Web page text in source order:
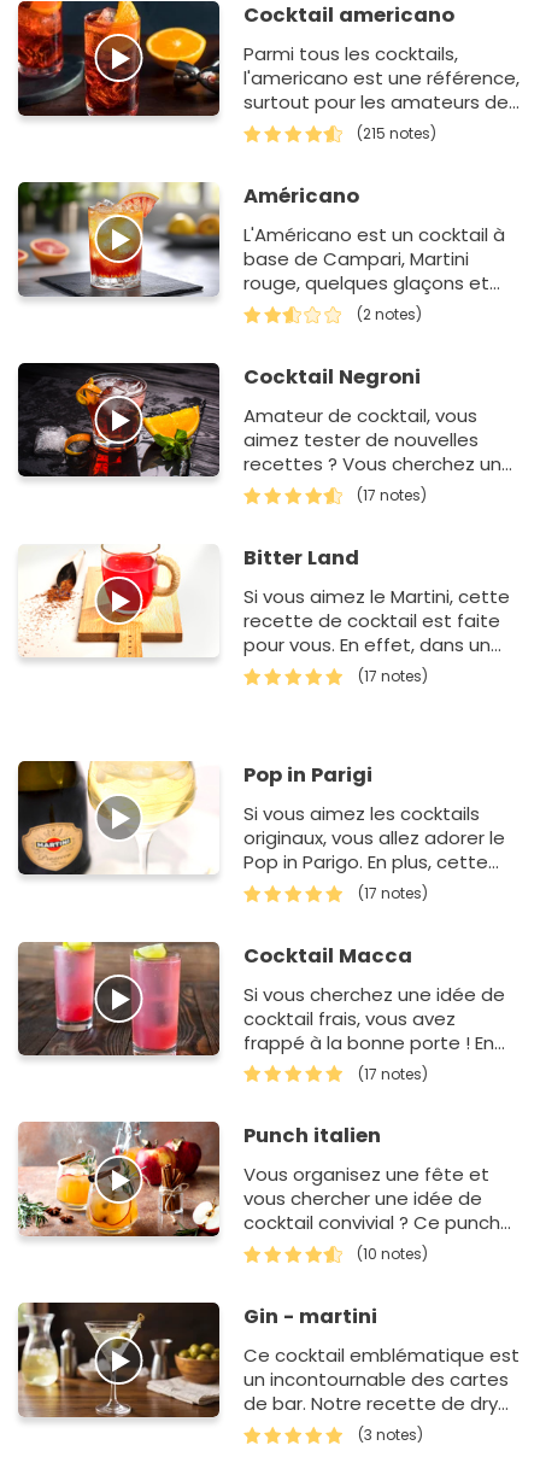
Cocktail americano
Parmi tous les cocktails,
l'americano est une référence,
surtout pour les amateurs de
Martini. Si vous avez l'habitude
d'organiser des apé…
(215 notes)
Américano
L'Américano est un cocktail à
base de Campari, Martini
rouge, quelques glaçons et
zestes d'agrumes. Un cocktail
apprécié plus par…
(2 notes)
Cocktail Negroni
Amateur de cocktail, vous
aimez tester de nouvelles
recettes ? Vous cherchez une
idée de boisson qui se
prépare rapidement ? Vous
(17 notes)
Bitter Land
Si vous aimez le Martini, cette
recette de cocktail est faite
pour vous. En effet, dans un
premier temps, dans un
shaker, vous allez d'abord
(17 notes)
Pop in Parigi
Si vous aimez les cocktails
originaux, vous allez adorer le
Pop in Parigo. En plus, cette
recette est un jeu d'enfant.
Dans un premier temps, vous
(17 notes)
Cocktail Macca
Si vous cherchez une idée de
cocktail frais, vous avez
frappé à la bonne porte ! En
effet, pour réussir ce cocktail,
vous deve…
(17 notes)
Punch italien
Vous organisez une fête et
vous chercher une idée de
cocktail convivial ? Ce punch
italien est une merveille. Dans
un premier temps, vous allez
(10 notes)
Gin - martini
Ce cocktail emblématique est
un incontournable des cartes
de bar. Notre recette de dry
martini est inratable.
(3 notes)